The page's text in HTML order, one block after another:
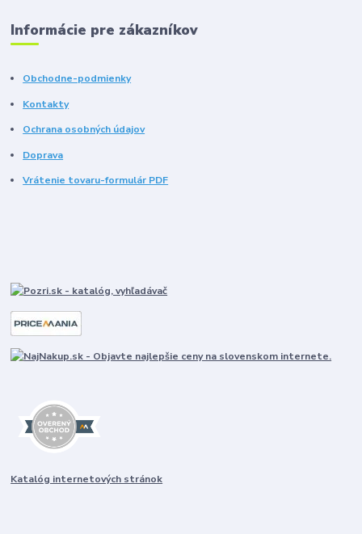
Informácie pre zákazníkov
Obchodne-podmienky
Kontakty
Ochrana osobných údajov
Doprava
Vrátenie tovaru-formulár PDF
Katalóg internetových stránok